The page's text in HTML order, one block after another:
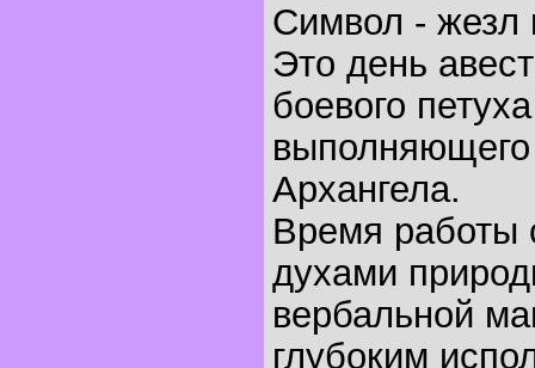
Символ - жезл
Это день
боевого
Архангела.
Время работы
духами
вербальной
глубоким